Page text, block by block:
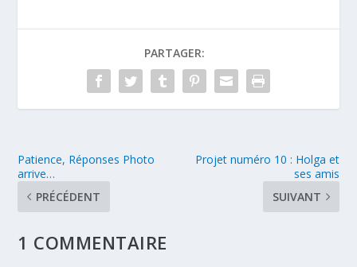
PARTAGER:
Patience, Réponses Photo
arrive…
PRÉCÉDENT
Projet numéro 10 : Holga et
ses amis
SUIVANT
1 COMMENTAIRE